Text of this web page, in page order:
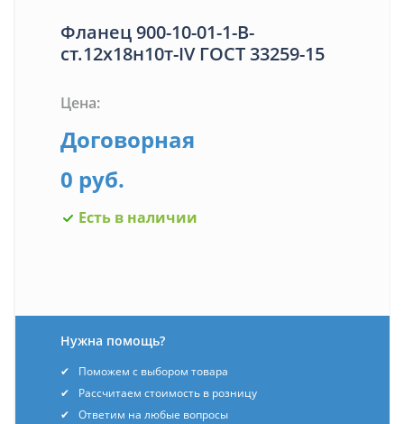
Фланец 900-10-01-1-В-
ст.12х18н10т-IV ГОСТ 33259-15
Цена:
Договорная
0 руб.
Есть в наличии
Нужна помощь?
Поможем с выбором товара
Рассчитаем стоимость в розницу
Ответим на любые вопросы